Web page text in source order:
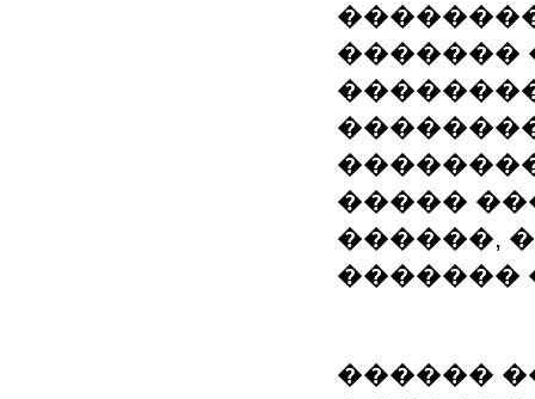
�������
�����
������,
�������
������